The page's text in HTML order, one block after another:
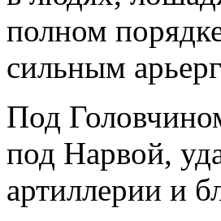
полном
сильным
Под
под Нарвой,
артиллерии и